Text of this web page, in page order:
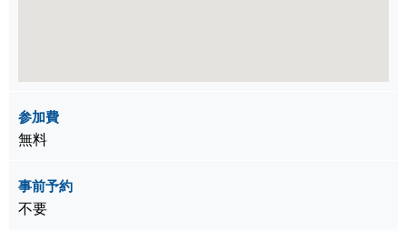
参加費
無料
事前予約
不要